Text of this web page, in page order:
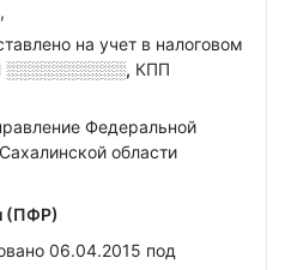
на учет в налоговом
░░░░░░░░░░, КПП
Федеральной
области
(ПФР)
06.04.2015 под